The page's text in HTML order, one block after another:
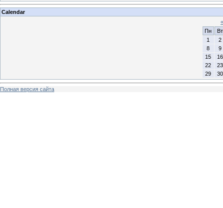
Calendar
«
Пн
Вт
1
2
8
9
15
16
22
23
29
30
Полная версия сайта